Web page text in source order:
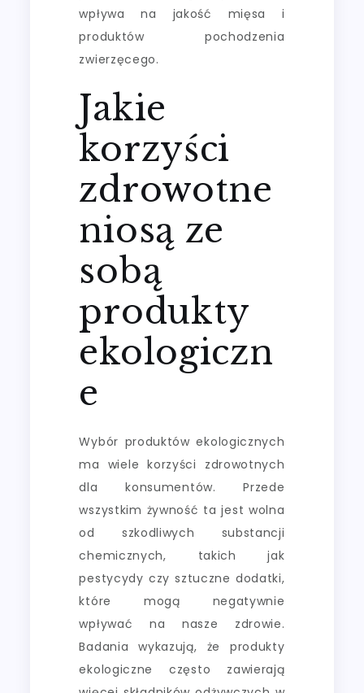
wpływa na jakość mięsa i
produktów pochodzenia
zwierzęcego.
Jakie
korzyści
zdrowotne
niosą ze
sobą
produkty
ekologiczn
e
Wybór produktów ekologicznych
ma wiele korzyści zdrowotnych
dla konsumentów. Przede
wszystkim żywność ta jest wolna
od szkodliwych substancji
chemicznych, takich jak
pestycydy czy sztuczne dodatki,
które mogą negatywnie
wpływać na nasze zdrowie.
Badania wykazują, że produkty
ekologiczne często zawierają